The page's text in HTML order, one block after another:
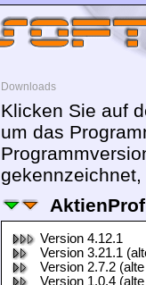
Downloads
Klicken Sie auf
um das
Version 4.12.1
Version 3.21.1
Version 2.7.2
Version 1.0.4